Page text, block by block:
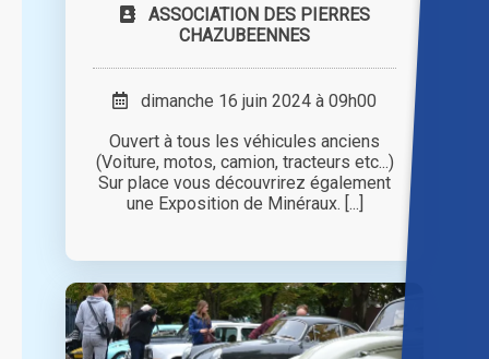
ASSOCIATION DES PIERRES
CHAZUBEENNES
dimanche 16 juin 2024 à 09h00
Ouvert à tous les véhicules anciens
(Voiture, motos, camion, tracteurs etc...)
Sur place vous découvrirez également
une Exposition de Minéraux. [...]